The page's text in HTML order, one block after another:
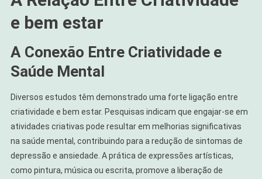
e bem estar
A Conexão Entre Criatividade e
Saúde Mental
Diversos estudos têm demonstrado uma forte ligação entre
criatividade e bem estar. Pesquisas indicam que engajar-se em
atividades criativas pode resultar em melhorias significativas
na saúde mental, contribuindo para a redução de sintomas de
depressão e ansiedade. A prática de expressões artísticas,
como pintura, música ou escrita, promove a liberação de